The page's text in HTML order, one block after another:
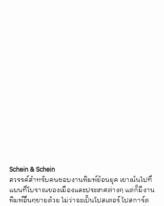
Schein & Schein
สวรรค์สำหรับคนชอบงานพิมพ์ย้อนยุค เขาเน้นไปที่
แผนที่โบราณของเมืองและประเทศต่างๆ แต่ก็มีงาน
พิมพ์อื่นๆขายด้วย ไม่ว่าจะเป็นโปสเตอร์ โปสการ์ด